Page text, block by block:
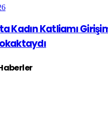
Kadın Katliamı